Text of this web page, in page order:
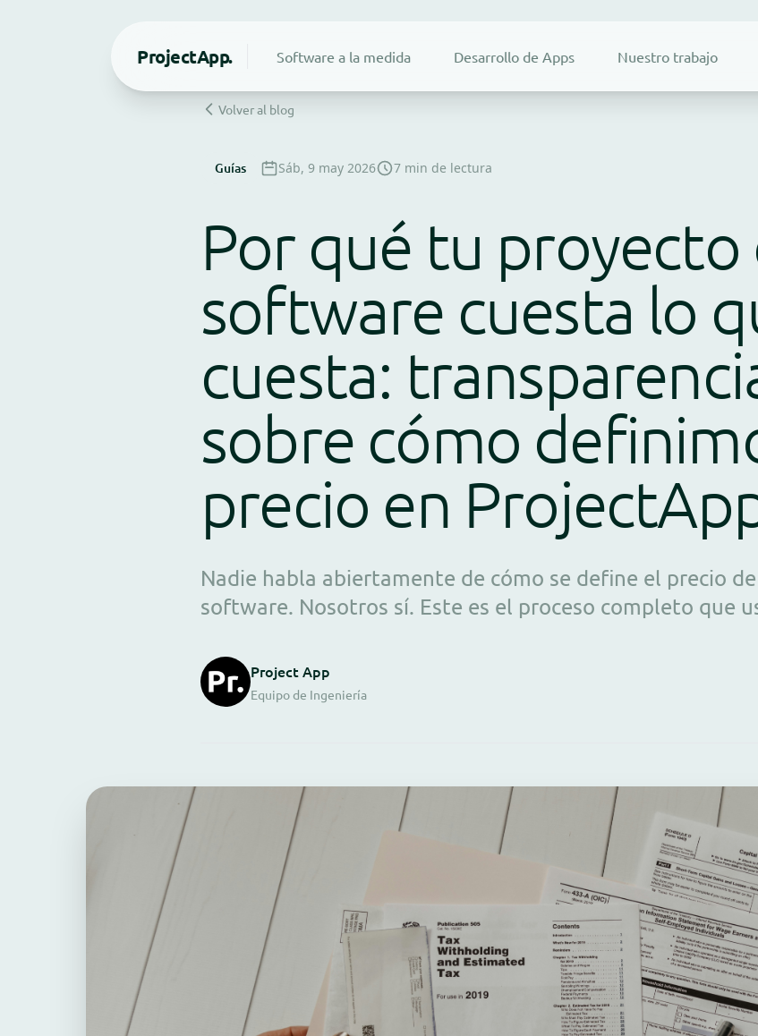
ProjectApp. Software a la medida Desarrollo de Apps Nuestro trabajo
Volver al blog
Guías Sáb, 9 may 2026 7 min de lectura
Por qué tu proyecto
software cuesta lo
cuesta:
sobre cómo
precio en
Nadie habla abiertamente de cómo se define el precio
software. Nosotros sí. Este es el proceso completo que
Project App
Equipo de Ingeniería